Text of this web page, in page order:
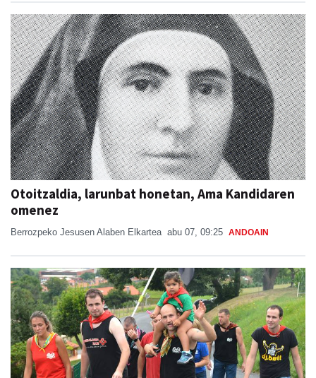
Otoitzaldia, larunbat honetan, Ama Kandidaren
omenez
Berrozpeko Jesusen Alaben Elkartea abu 07, 09:25 ANDOAIN